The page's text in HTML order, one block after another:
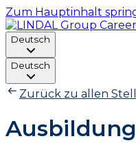
Zum Hauptinhalt
Deutsch
Deutsch
Zurück zu allen